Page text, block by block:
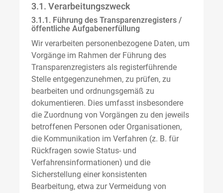
3.1. Verarbeitungszweck
3.1.1. Führung des Transparenzregisters /
öffentliche Aufgabenerfüllung
Wir verarbeiten personenbezogene Daten, um
Vorgänge im Rahmen der Führung des
Transparenzregisters als registerführende
Stelle entgegenzunehmen, zu prüfen, zu
bearbeiten und ordnungsgemäß zu
dokumentieren. Dies umfasst insbesondere
die Zuordnung von Vorgängen zu den jeweils
betroffenen Personen oder Organisationen,
die Kommunikation im Verfahren (z. B. für
Rückfragen sowie Status- und
Verfahrensinformationen) und die
Sicherstellung einer konsistenten
Bearbeitung, etwa zur Vermeidung von